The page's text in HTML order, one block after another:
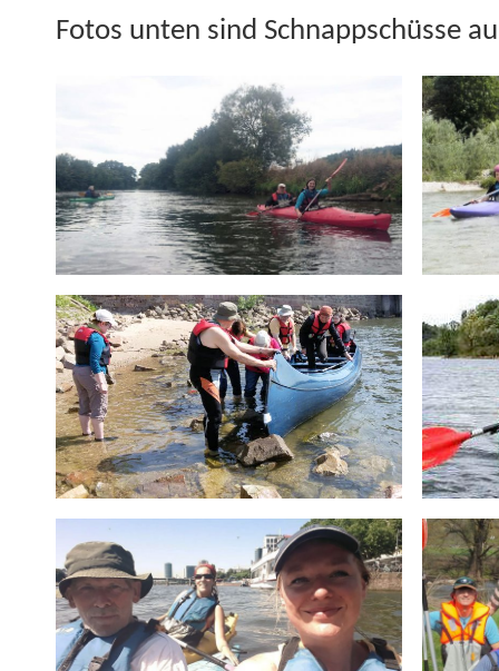
Fotos unten sind Schnapp­schüsse